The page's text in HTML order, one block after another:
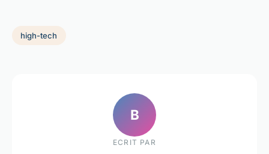
high-tech
B
ECRIT PAR